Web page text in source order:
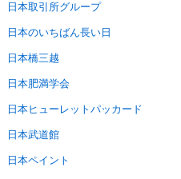
日本取引所グループ
日本のいちばん長い日
日本橋三越
日本肥満学会
日本ヒューレットパッカード
日本武道館
日本ペイント